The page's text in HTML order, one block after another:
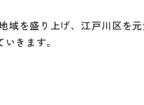
域を盛り上げ、江戸川区を元
きます。